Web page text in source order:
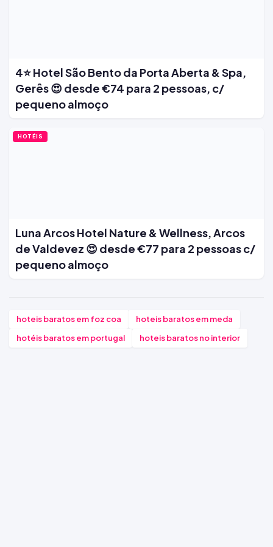
4⭐ Hotel São Bento da Porta Aberta & Spa,
Gerês 😍 desde €74 para 2 pessoas, c/
pequeno almoço
HOTÉIS
Luna Arcos Hotel Nature & Wellness, Arcos
de Valdevez 😍 desde €77 para 2 pessoas c/
pequeno almoço
hoteis baratos em foz coa
hoteis baratos em meda
hotéis baratos em portugal
hoteis baratos no interior